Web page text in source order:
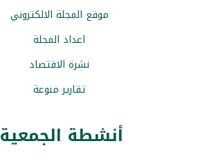
موقع المجلة الالكتروني
اعداد المجلة
نشرة الاقتصاد
تقارير منوعة
أنشطة الجمعية